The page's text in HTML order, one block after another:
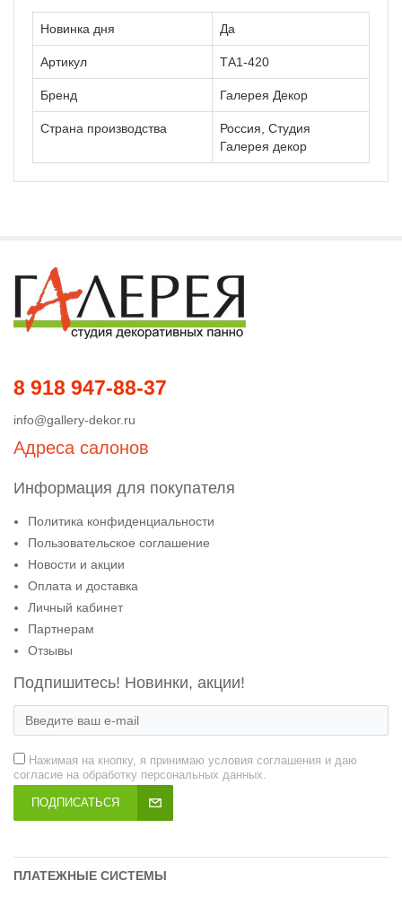
Новинка дня Да
Артикул ТА1-420
Бренд Галерея Декор
Страна производства
Россия, Студия
Галерея декор
8 918 947-88-37
info@gallery-dekor.ru
Адреса салонов
Информация для покупателя
Политика конфиденциальности
Пользовательское соглашение
Новости и акции
Оплата и доставка
Личный кабинет
Партнерам
Отзывы
Подпишитесь! Новинки, акции!
Нажимая на кнопку, я принимаю условия соглашения и даю
согласие на обработку персональных данных.
ПОДПИСАТЬСЯ
ПЛАТЕЖНЫЕ СИСТЕМЫ